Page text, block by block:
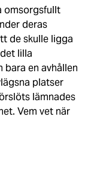
omsorgsfullt
deras
de skulle ligga
lilla
bara en avhållen
platser
lämnades
Vem vet när